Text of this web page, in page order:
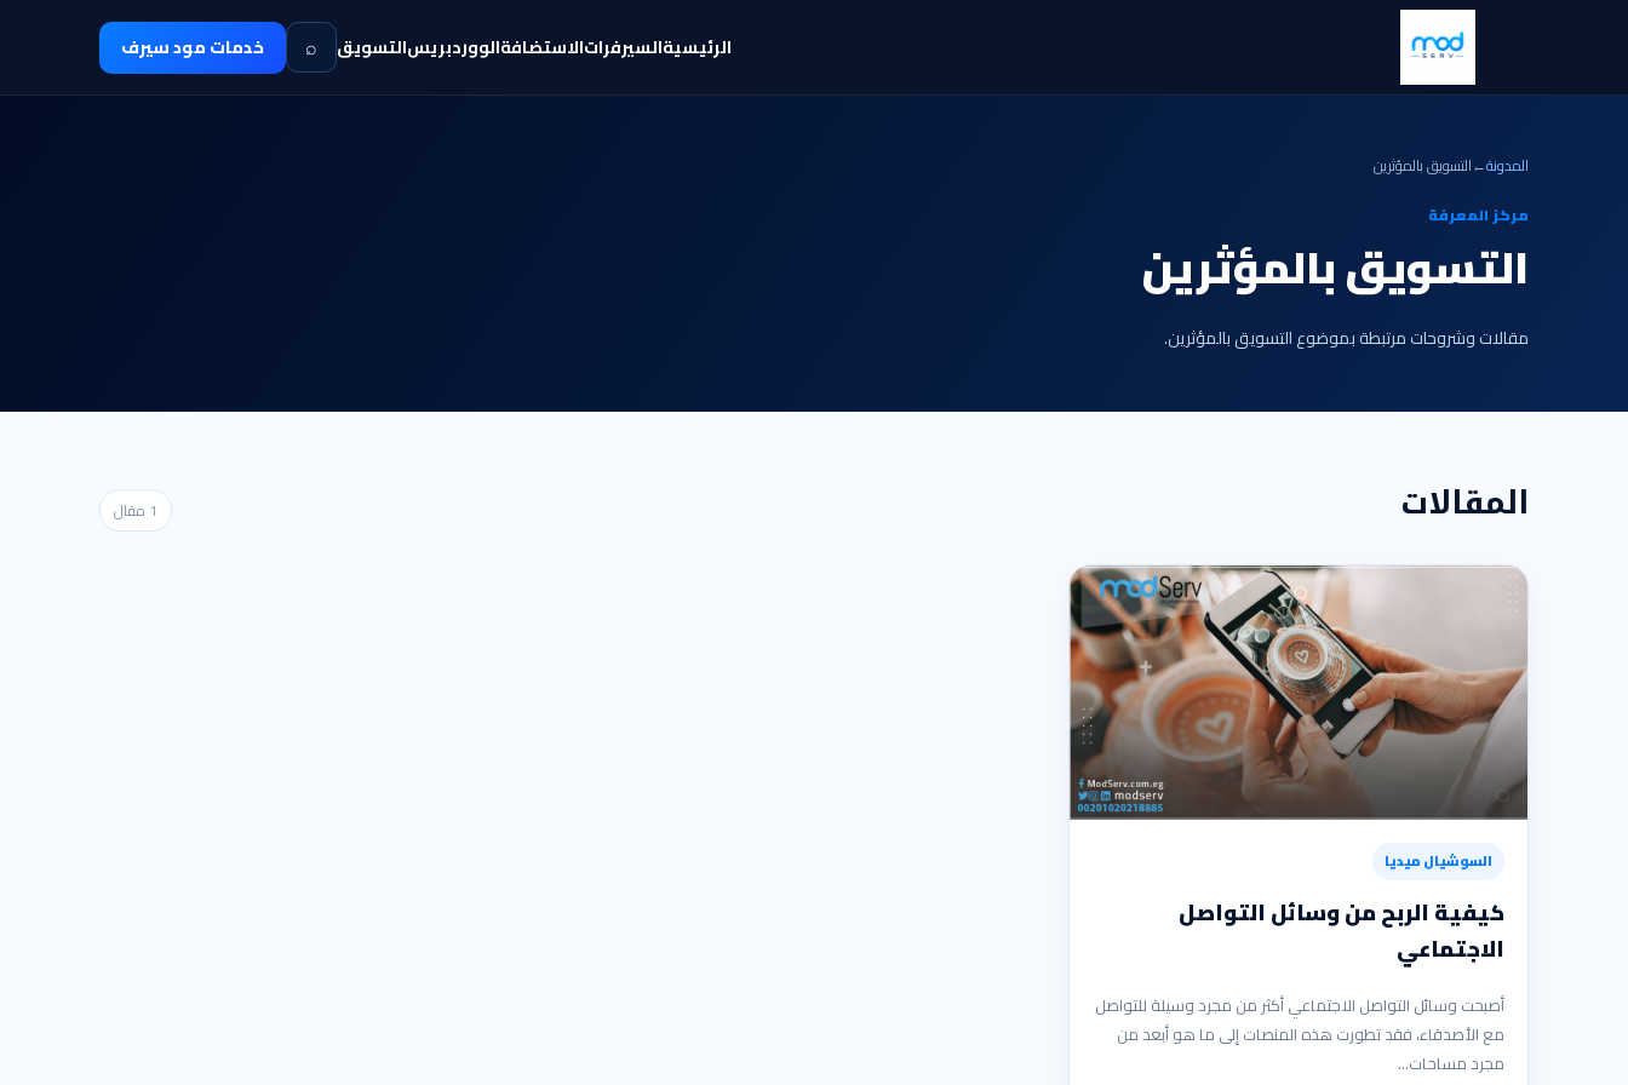
الرئيسيةالسيرفراتالاستضافةالووردبريسالتسويق ⌕ خدمات مود سيرف
المدونة←التسويق بالمؤثرين
مركز المعرفة
التسويق بالمؤثرين
مقالات وشروحات مرتبطة بموضوع التسويق بالمؤثرين.
المقالات 1 مقال
السوشيال ميديا
كيفية الربح من وسائل التواصل
الاجتماعي
أصبحت وسائل التواصل الاجتماعي أكثر من مجرد وسيلة للتواصل
مع الأصدقاء، فقد تطورت هذه المنصات إلى ما هو أبعد من
مجرد مساحات…